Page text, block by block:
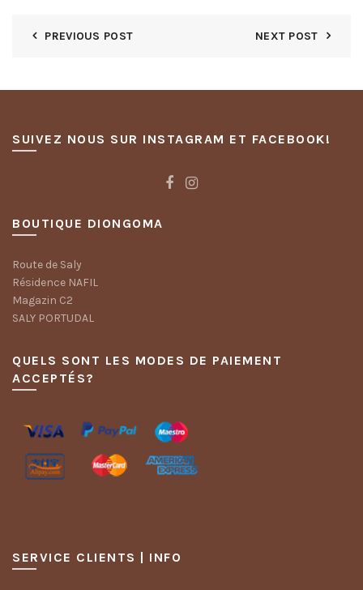
PREVIOUS POST NEXT POST
SUIVEZ NOUS SUR INSTAGRAM ET FACEBOOK!
BOUTIQUE DIONGOMA
Route de Saly
Résidence NAFIL
Magazin C2
SALY PORTUDAL
QUELS SONT LES MODES DE PAIEMENT
ACCEPTÉS?
SERVICE CLIENTS | INFO